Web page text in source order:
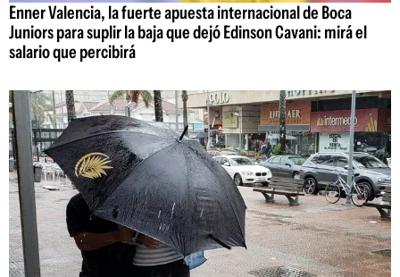
Enner Valencia, la fuerte apuesta internacional de Boca
Juniors para suplir la baja que dejó Edinson Cavani: mirá el
salario que percibirá